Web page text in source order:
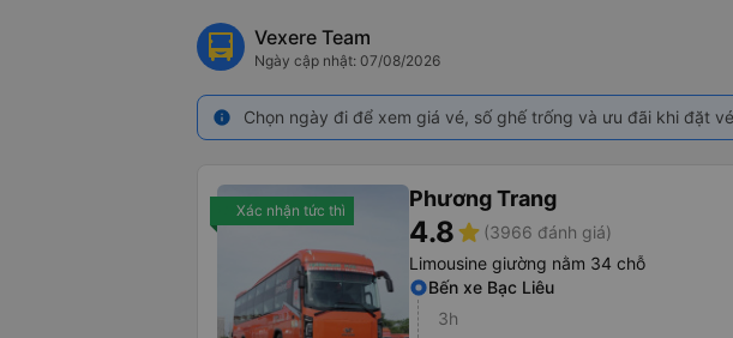
Vexere Team
Ngày cập nhật: 07/08/2026
info Chọn ngày đi để xem giá vé, số ghế trống và ưu đãi khi đặt vé
Xác nhận tức thì Phương Trang
4.8star (3966 đánh giá)
Limousine giường nằm 34 chỗ
Bến xe Bạc Liêu
3h